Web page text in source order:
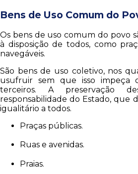
Bens de Uso Comum do
Os bens de uso comum do povo
à disposição de todos, como
navegáveis.
São bens de uso coletivo, nos
usufruir sem que isso
terceiros. A preservação
responsabilidade do Estado, que
igualitário a todos.
Praças públicas.
Ruas e avenidas.
Praias.